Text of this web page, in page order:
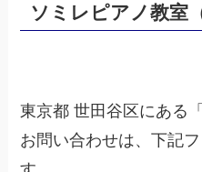
ソミレピアノ教室
東京都 世田谷区にある
お問い合わせは、下記